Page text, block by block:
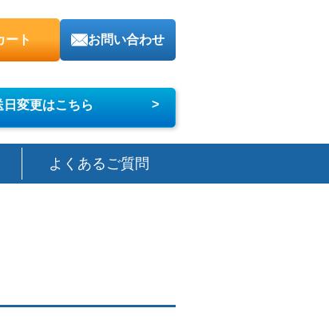
ート お問い合わせ
日変更はこちら >
よくあるご質問